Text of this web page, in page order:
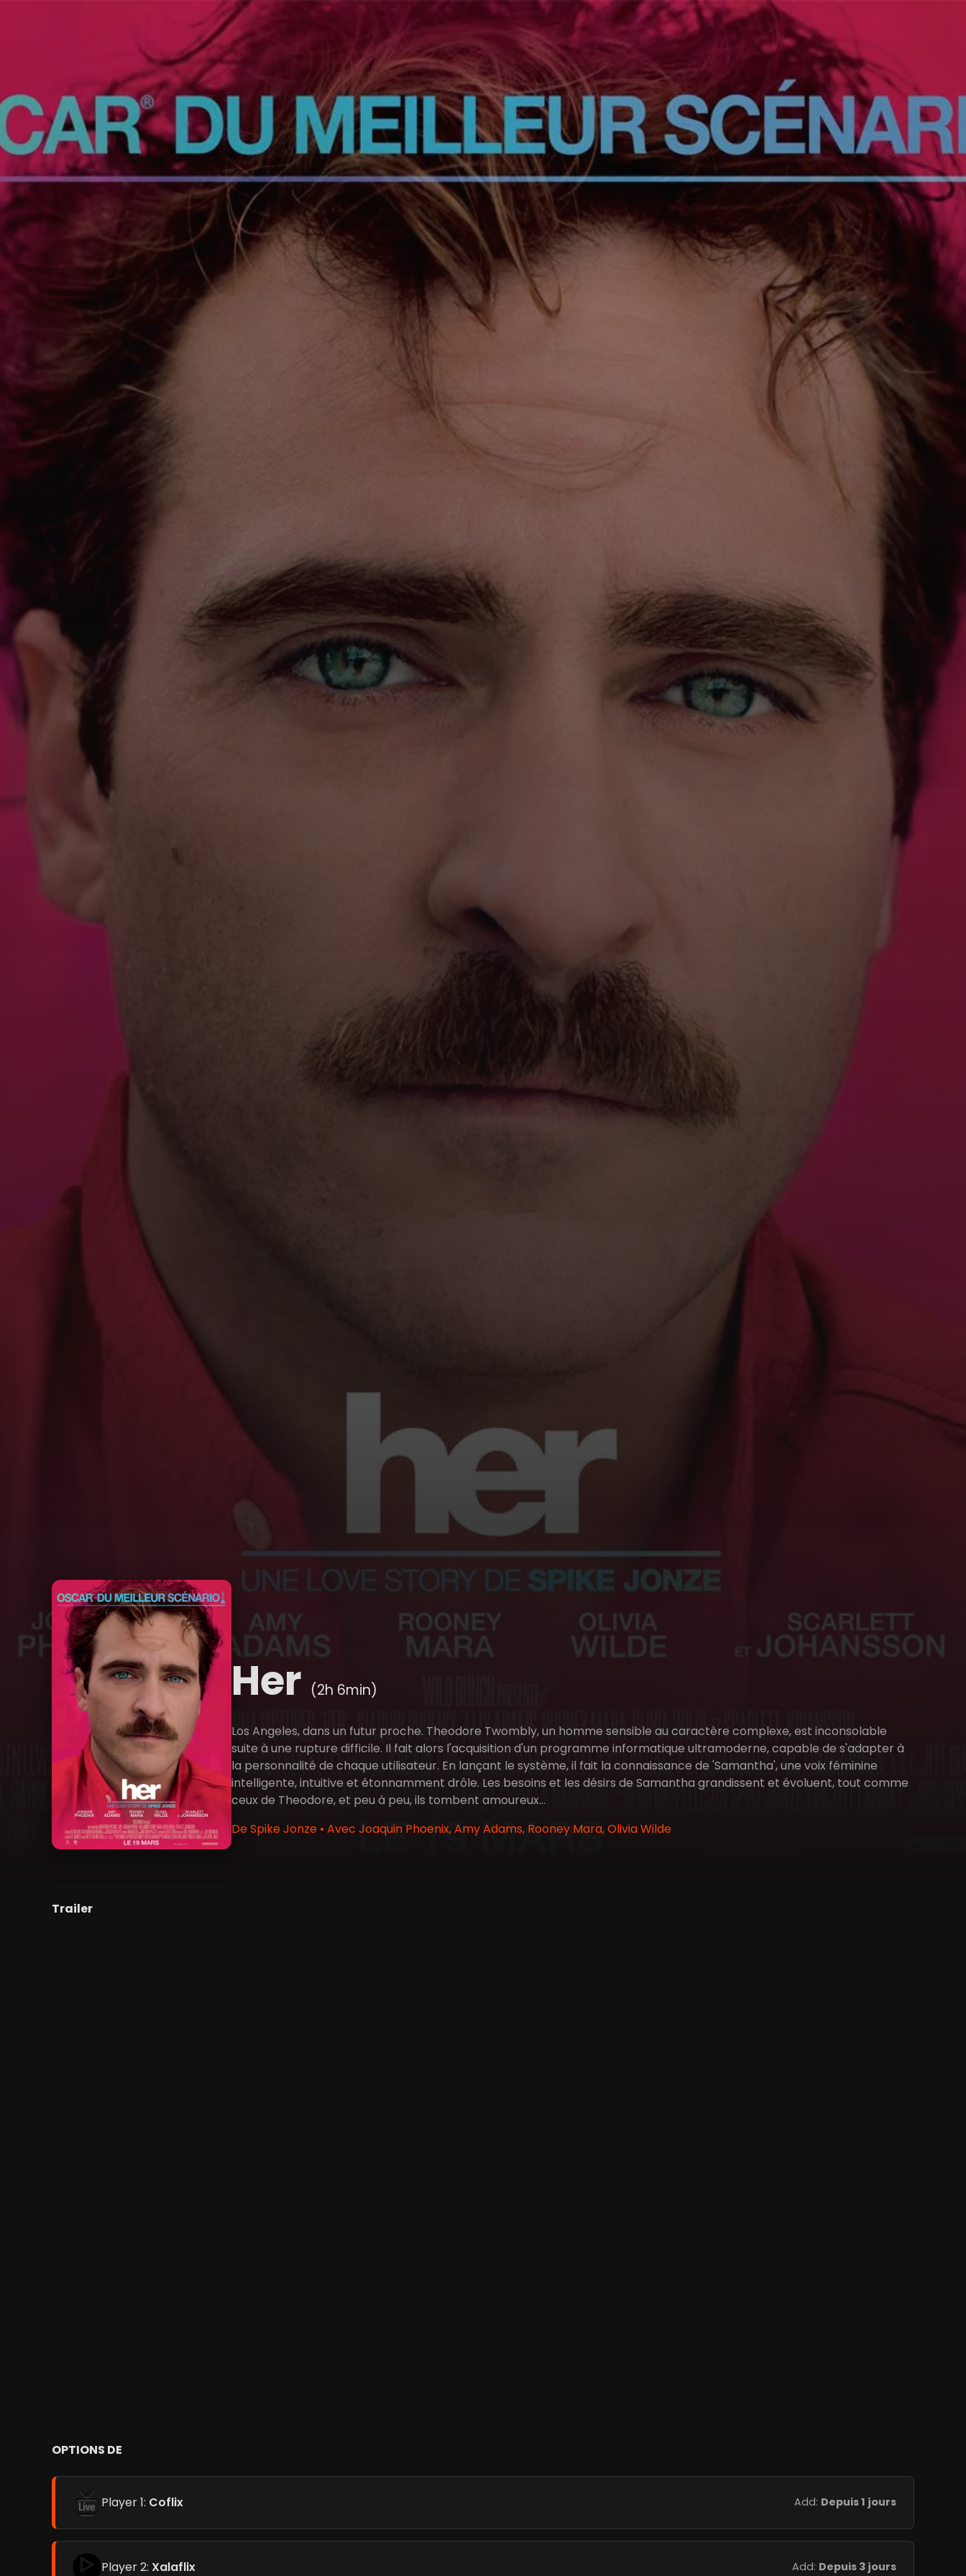
Her (2h 6min)
Los Angeles, dans un futur proche. Theodore Twombly, un homme sensible au caractère complexe, est inconsolable
suite à une rupture difficile. Il fait alors l'acquisition d'un programme informatique ultramoderne, capable de s'adapter à
la personnalité de chaque utilisateur. En lançant le système, il fait la connaissance de 'Samantha', une voix féminine
intelligente, intuitive et étonnamment drôle. Les besoins et les désirs de Samantha grandissent et évoluent, tout comme
ceux de Theodore, et peu à peu, ils tombent amoureux…
De Spike Jonze • Avec Joaquin Phoenix, Amy Adams, Rooney Mara, Olivia Wilde
Trailer
OPTIONS DE
Player 1: Coflix Add: Depuis 1 jours
Player 2: Xalaflix Add: Depuis 3 jours